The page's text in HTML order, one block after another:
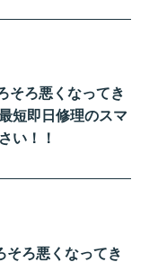
そろ悪くなってき
短即日修理のスマ
い！！
ろ悪くなってき